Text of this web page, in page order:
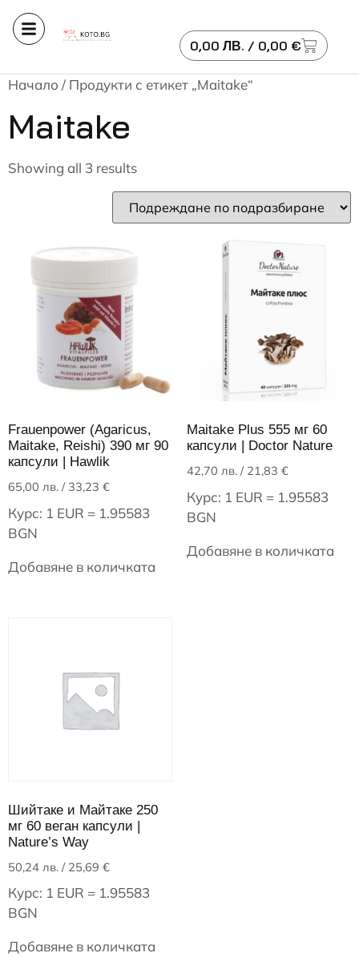
0,00 ЛВ. / 0,00 €
Начало / Продукти с етикет „Maitake“
Maitake
Showing all 3 results
Frauenpower (Agaricus,
Maitake, Reishi) 390 мг 90
капсули | Hawlik
65,00 лв. / 33,23 €
Курс: 1 EUR = 1.95583
BGN
Добавяне в количката
Maitake Plus 555 мг 60
капсули | Doctor Nature
42,70 лв./ 21,83 €
Курс: 1 EUR = 1.95583
BGN
Добавяне в количката
Шийтаке и Майтаке 250
мг 60 веган капсули |
Nature’s Way
50,24 лв. / 25,69 €
Курс: 1 EUR = 1.95583
BGN
Добавяне в количката